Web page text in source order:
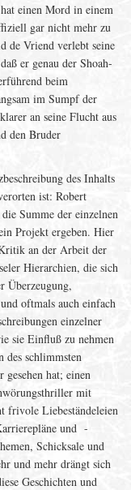
einen Mord in einem
gar nicht mehr zu
de Vriend verlebt seine
er genau der Shoah-
beim
im Sumpf der
an seine Flucht aus
den Bruder
des Inhalts
ist: Robert
Summe der einzelnen
Projekt ergeben. Hier
an der Arbeit der
Hierarchien, die sich
Überzeugung,
oftmals auch einfach
einzelner
sie Einfluß zu nehmen
des schlimmsten
gesehen hat; einen
mit
frivole Liebeständeleien
und -
Schicksale und
und mehr drängt sich
Geschichten und